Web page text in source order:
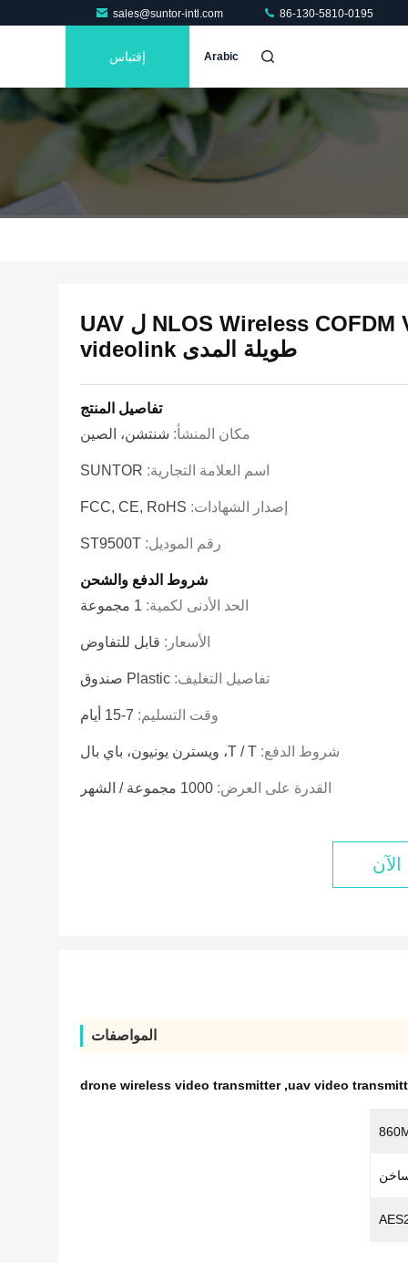
sales@suntor-intl.com 86-130-5810-0195
Arabic إقتباس
NLOS Wireless COFDM Video Sender Receiver ل UAV
طويلة المدى videolink
تفاصيل المنتج
مكان المنشأ: شنتشن، الصين
اسم العلامة التجارية: SUNTOR
إصدار الشهادات: FCC, CE, RoHS
رقم الموديل: ST9500T
شروط الدفع والشحن
الحد الأدنى لكمية: 1 مجموعة
الأسعار: قابل للتفاوض
تفاصيل التغليف: Plastic صندوق
وقت التسليم: 7-15 أيام
شروط الدفع: T / T، ويسترن يونيون، باي بال
القدرة على العرض: 1000 مجموعة / الشهر
المواصفات
uav video
,
drone wireless video transmitter